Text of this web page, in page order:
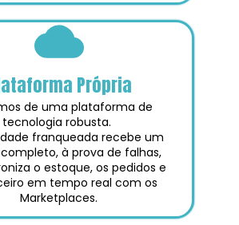
Própria
de uma plataforma de
tecnologia robusta.
franqueada recebe um
à prova de falhas,
o estoque, os pedidos e
em tempo real com os
Marketplaces.